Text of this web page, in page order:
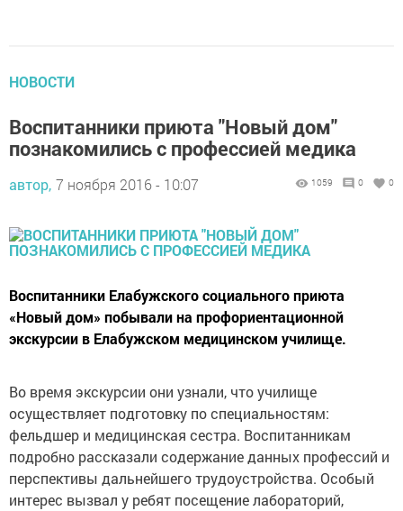
НОВОСТИ
Воспитанники приюта "Новый дом"
познакомились с профессией медика
автор, 7 ноября 2016 - 10:07 1059 0 0
Воспитанники Елабужского социального приюта
«Новый дом» побывали на профориентационной
экскурсии в Елабужском медицинском училище.
Во время экскурсии они узнали, что училище
осуществляет подготовку по специальностям:
фельдшер и медицинская сестра. Воспитанникам
подробно рассказали содержание данных профессий и
перспективы дальнейшего трудоустройства. Особый
интерес вызвал у ребят посещение лабораторий,